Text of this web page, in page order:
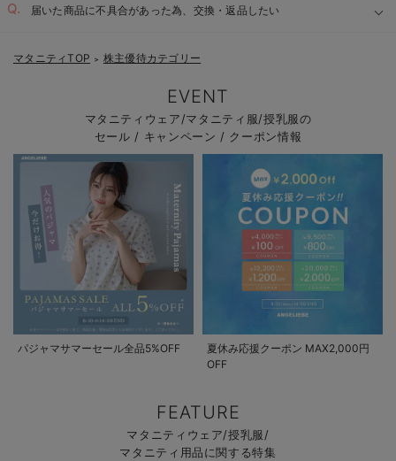
届いた商品に不具合があった為、交換・返品したい
マタニティTOP ＞ 株主優待カテゴリー
EVENT
マタニティウェア/マタニティ服/授乳服の
セール / キャンペーン / クーポン情報
パジャマサマーセール全品5%OFF
夏休み応援クーポン MAX2,000円
OFF
FEATURE
マタニティウェア/授乳服/
マタニティ用品に関する特集